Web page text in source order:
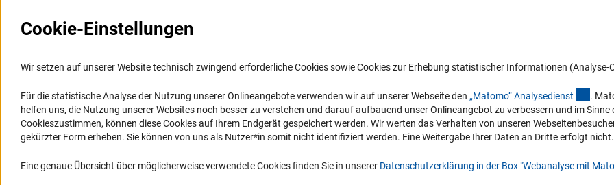
Informationssysteme
Portal Wissenschaftliche Integrität
GEPRIS
GEPRIS historisch
RIsources
FAQ
Karriere
Logo und Corporate Design
mit Behinderungen
Erklärung zur Barrierefreiheit
Barriere melden
in Ihr Mailpostfach oder schauen
die Ausgaben online an.
Zum Newsletter
Cookie-Einstellungen
Wir setzen auf unserer Website technisch zwingend erforderliche Cookies sowie Cookies zur Erhebung statistischer Informationen (Analyse-
Für die statistische Analyse der Nutzung unserer Onlineangebote verwenden wir auf unserer Webseite den „Matomo“ Analysedienst
.
helfen uns, die Nutzung unserer Websites noch besser zu verstehen und darauf aufbauend unser Onlineangebot zu verbessern und im
Cookieszustimmen, können diese Cookies auf Ihrem Endgerät gespeichert werden. Wir werten das Verhalten von unseren
gekürzter Form erheben. Sie können von uns als Nutzer*in somit nicht identifiziert werden. Eine Weitergabe Ihrer Daten an Dritte erfolgt nicht.
Eine genaue Übersicht über möglicherweise verwendete Cookies finden Sie in unserer Datenschutzerklärung in der Box "Webanalyse mit